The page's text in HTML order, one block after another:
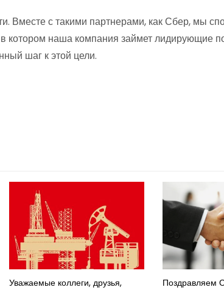
Вместе с такими партнерами, как Сбер, мы
наша компания займет лидирующие
шаг к этой цели.
Уважаемые коллеги, друзья,
Поздравляем